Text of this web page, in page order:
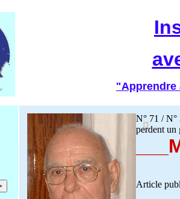
"Apprendre
N° 71 / N°
perdent un
Article